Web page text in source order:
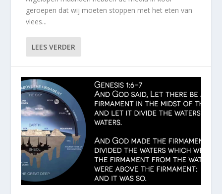
geroepen dat wij moeten stoppen met het eten van
vlees...
LEES VERDER